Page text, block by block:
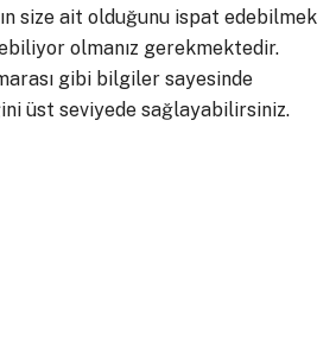
size ait olduğunu ispat edebilmek
olmanız gerekmektedir.
gibi bilgiler sayesinde
üst seviyede sağlayabilirsiniz.